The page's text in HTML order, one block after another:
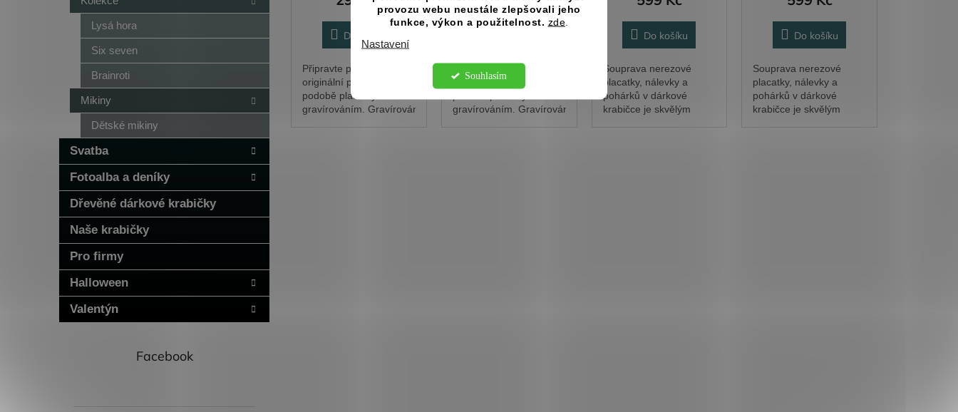
provozu webu neustále zlepšovali jeho
funkce, výkon a použitelnost. zde
Nastavení
Souhlasím
Lysá hora
Six seven
Brainroti
Mikiny
Dětské mikiny
Svatba
Fotoalba a deníky
Dřevěné dárkové krabičky
Naše krabičky
Pro firmy
Halloween
Valentýn
Facebook
Do košíku
Připravte pro nevěstu
originální překvapení v
podobě placatky s
gravírováním. Gravírování
Připravte pro nevěstu
originální překvapení v
gravírováním. Gravírování
Do košíku
Souprava nerezové
placatky, nálevky a
pohárků v dárkové
krabičce je skvělým
Do košíku
Souprava nerezové
placatky, nálevky a
pohárků v dárkové
krabičce je skvělým